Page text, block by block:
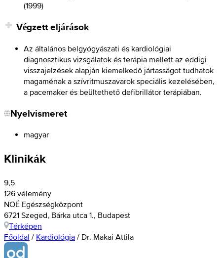
(1999)
Végzett eljárások
Az általános belgyógyászati és kardiológiai
diagnosztikus vizsgálatok és terápia mellett az eddigi
visszajelzések alapján kiemelkedő jártasságot tudhatok
magaménak a szívritmuszavarok speciális kezelésében,
a pacemaker és beültethető defibrillátor terápiában.
Nyelvismeret
magyar
Klinikák
9,5
126 vélemény
NOÉ Egészségközpont
6721 Szeged, Bárka utca 1., Budapest
Térképen
Főoldal / Kardiológia / Dr. Makai Attila